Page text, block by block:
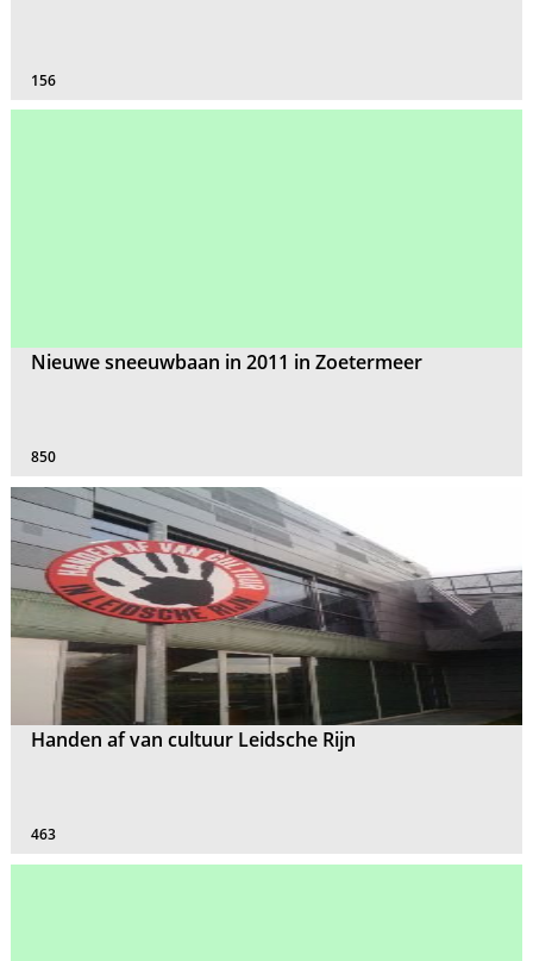
156
Nieuwe sneeuwbaan in 2011 in Zoetermeer
850
Handen af van cultuur Leidsche Rijn
463